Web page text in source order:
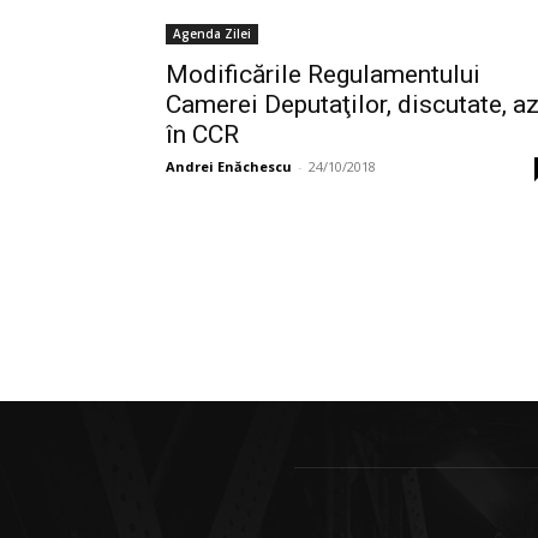
Agenda Zilei
Modificările Regulamentului
Camerei Deputaţilor, discutate,
în CCR
Andrei Enăchescu - 24/10/2018